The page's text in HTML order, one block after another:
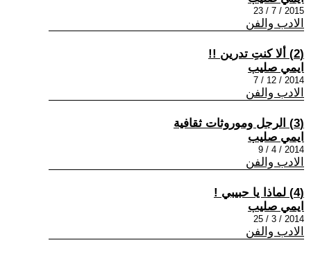
2015 / 7 / 23
الادب والفن
(2) ألا كنتِ تدرين !!
ايمي صليب
2014 / 12 / 7
الادب والفن
(3) الرجل وموروثات ثقافية
ايمي صليب
2014 / 4 / 9
الادب والفن
(4) لماذا يا حبيبي !
ايمي صليب
2014 / 3 / 25
الادب والفن